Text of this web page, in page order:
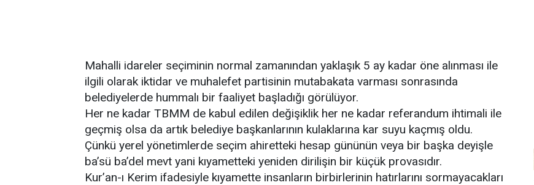
Mahalli idareler seçiminin normal zamanından yaklaşık 5 ay kadar öne alınması ile
ilgili olarak iktidar ve muhalefet partisinin mutabakata varması sonrasında
belediyelerde hummalı bir faaliyet başladığı görülüyor.
Her ne kadar TBMM de kabul edilen değişiklik her ne kadar referandum ihtimali ile
geçmiş olsa da artık belediye başkanlarının kulaklarına kar suyu kaçmış oldu.
Çünkü yerel yönetimlerde seçim ahiretteki hesap gününün veya bir başka deyişle
ba’sü ba’del mevt yani kıyametteki yeniden dirilişin bir küçük provasıdır.
Kur’an-ı Kerim ifadesiyle kıyamette insanların birbirlerinin hatırlarını sormayacakları